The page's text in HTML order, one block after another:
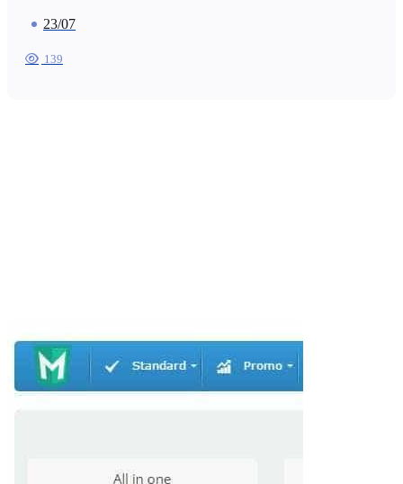
23/07
139